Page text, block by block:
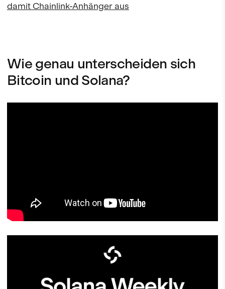
damit Chainlink-Anhänger aus
Wie genau unterscheiden sich
Bitcoin und Solana?